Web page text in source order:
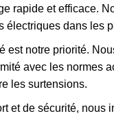
rapide et efficace.
électriques dans les
est notre priorité.
avec les normes
les surtensions.
et de sécurité, nous